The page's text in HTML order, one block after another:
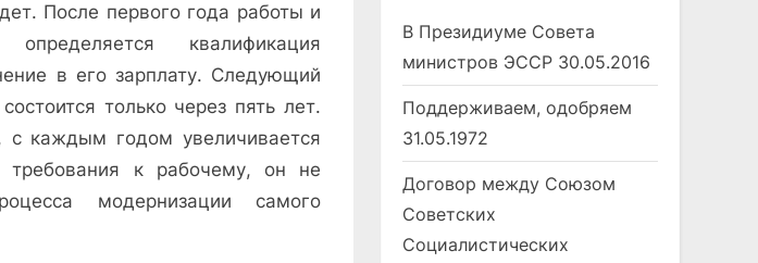
После первого года работы и
определяется квалификация
в его зарплату. Следующий
только через пять лет.
с каждым годом увеличивается
требования к рабочему, он не
модернизации самого
В Президиуме Совета
министров ЭССР 30.05.2016
Поддерживаем, одобряем
31.05.1972
Договор между Союзом
Советских
Социалистических